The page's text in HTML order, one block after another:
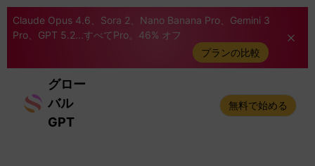
Claude Opus 4.6、Sora 2、Nano Banana Pro、Gemini 3
Pro、GPT 5.2...すべてPro。46% オフ
プランの比較
グロー
バル
GPT
無料で始める